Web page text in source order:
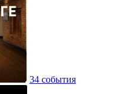
34 события